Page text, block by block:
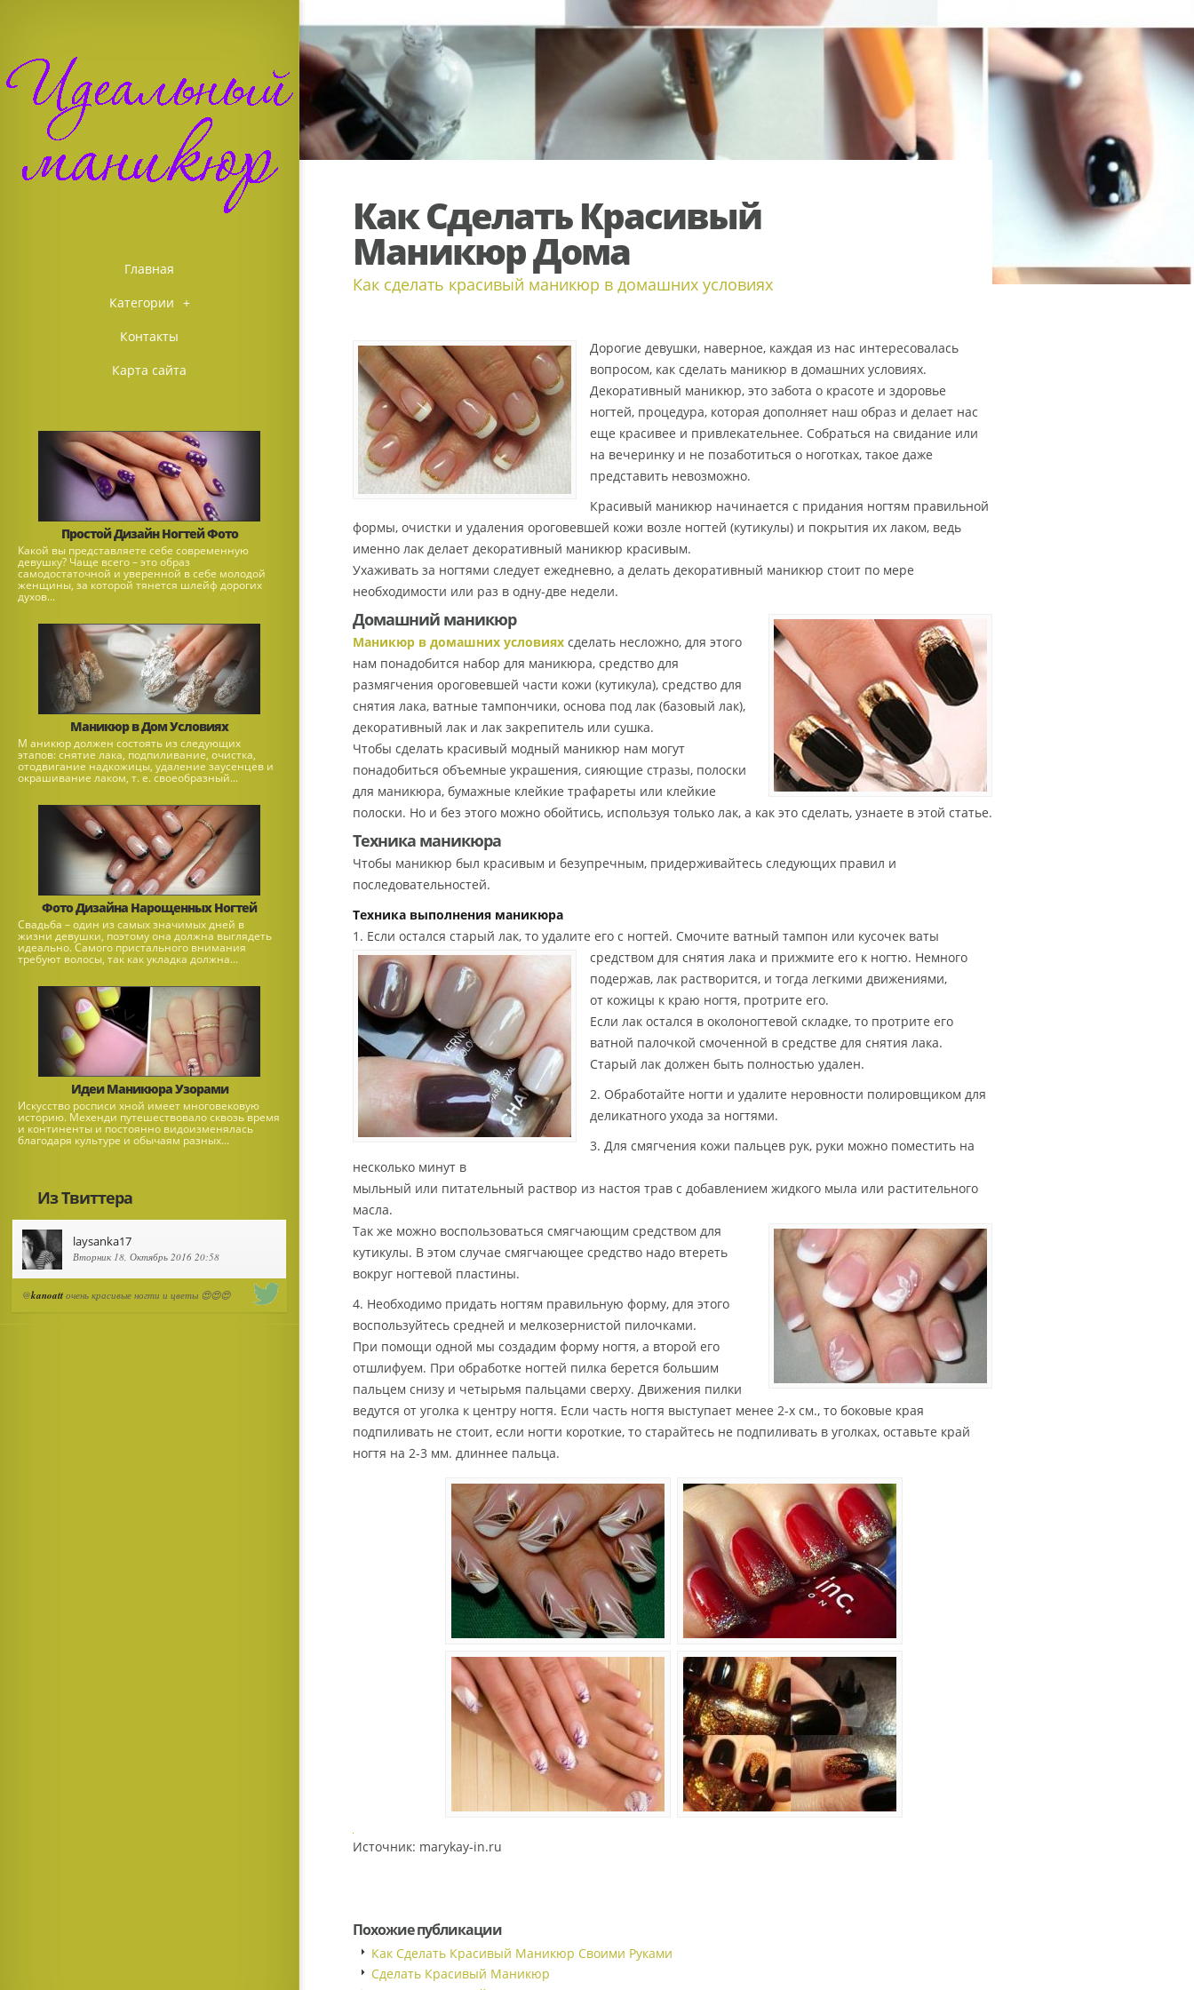
Главная
Категории +
Контакты
Карта сайта
Простой Дизайн Ногтей Фото
Какой вы представляете себе современную
девушку? Чаще всего – это образ
самодостаточной и уверенной в себе молодой
женщины, за которой тянется шлейф дорогих
духов...
Маникюр в Дом Условиях
М аникюр должен состоять из следующих
этапов: снятие лака, подпиливание, очистка,
отодвигание надкожицы, удаление заусенцев и
окрашивание лаком, т. е. своеобразный...
Фото Дизайна Нарощенных Ногтей
Свадьба – один из самых значимых дней в
жизни девушки, поэтому она должна выглядеть
идеально. Самого пристального внимания
требуют волосы, так как укладка должна...
Идеи Маникюра Узорами
Искусство росписи хной имеет многовековую
историю. Мехенди путешествовало сквозь время
и континенты и постоянно видоизменялась
благодаря культуре и обычаям разных...
Из Твиттера
laysanka17
Вторник 18, Октябрь 2016 20:58
@kanoatt очень красивые ногти и цветы 😍😍😍
Как Сделать Красивый
Маникюр Дома
Как сделать красивый маникюр в домашних условиях
Дорогие девушки, наверное, каждая из нас интересовалась
вопросом, как сделать маникюр в домашних условиях.
Декоративный маникюр, это забота о красоте и здоровье
ногтей, процедура, которая дополняет наш образ и делает нас
еще красивее и привлекательнее. Собраться на свидание или
на вечеринку и не позаботиться о ноготках, такое даже
представить невозможно.
Красивый маникюр начинается с придания ногтям правильной
формы, очистки и удаления ороговевшей кожи возле ногтей (кутикулы) и покрытия их лаком, ведь
именно лак делает декоративный маникюр красивым.
Ухаживать за ногтями следует ежедневно, а делать декоративный маникюр стоит по мере
необходимости или раз в одну-две недели.
Домашний маникюр
Маникюр в домашних условиях сделать несложно, для этого
нам понадобится набор для маникюра, средство для
размягчения ороговевшей части кожи (кутикула), средство для
снятия лака, ватные тампончики, основа под лак (базовый лак),
декоративный лак и лак закрепитель или сушка.
Чтобы сделать красивый модный маникюр нам могут
понадобиться объемные украшения, сияющие стразы, полоски
для маникюра, бумажные клейкие трафареты или клейкие
полоски. Но и без этого можно обойтись, используя только лак, а как это сделать, узнаете в этой статье.
Техника маникюра
Чтобы маникюр был красивым и безупречным, придерживайтесь следующих правил и
последовательностей.
Техника выполнения маникюра
1. Если остался старый лак, то удалите его с ногтей. Смочите ватный тампон или кусочек ваты
средством для снятия лака и прижмите его к ногтю. Немного
подержав, лак растворится, и тогда легкими движениями,
от кожицы к краю ногтя, протрите его.
Если лак остался в околоногтевой складке, то протрите его
ватной палочкой смоченной в средстве для снятия лака.
Старый лак должен быть полностью удален.
2. Обработайте ногти и удалите неровности полировщиком для
деликатного ухода за ногтями.
3. Для смягчения кожи пальцев рук, руки можно поместить на
несколько минут в
мыльный или питательный раствор из настоя трав с добавлением жидкого мыла или растительного
масла.
Так же можно воспользоваться смягчающим средством для
кутикулы. В этом случае смягчающее средство надо втереть
вокруг ногтевой пластины.
4. Необходимо придать ногтям правильную форму, для этого
воспользуйтесь средней и мелкозернистой пилочками.
При помощи одной мы создадим форму ногтя, а второй его
отшлифуем. При обработке ногтей пилка берется большим
пальцем снизу и четырьмя пальцами сверху. Движения пилки
ведутся от уголка к центру ногтя. Если часть ногтя выступает менее 2-х см., то боковые края
подпиливать не стоит, если ногти короткие, то старайтесь не подпиливать в уголках, оставьте край
ногтя на 2-3 мм. длиннее пальца.
Источник: marykay-in.ru
Похожие публикации
Как Сделать Красивый Маникюр Своими Руками
Сделать Красивый Маникюр